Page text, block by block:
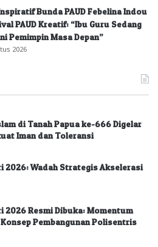
Bunda PAUD Febelina Indou
PAUD Kreatif: “Ibu Guru Sedang
Pemimpin Masa Depan”
2026
di Tanah Papua ke-666 Digelar
Iman dan Toleransi
2026: Wadah Strategis Akselerasi
2026 Resmi Dibuka: Momentum
Pembangunan Polisentris